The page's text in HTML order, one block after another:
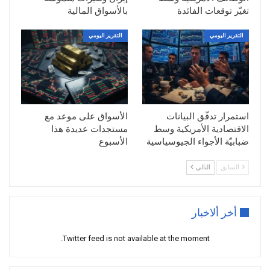
ماذا لو لم يتم رفع سقف الدين؟
بداية، يجب أن نعلم بأنه منذ عام 1960، تم رفع سقـف
الدين 78 مرّة. لكن في السنوات الأخيرة، أصبح
الموضوع أكثر تعقيداً ونشهد صعوبات مع كل مرحلة
من رفع سقف الدين.
وقال الرئيس الأمريكي أنه يعتقد بأن له الحق القانوني
من أجل اللجوء للتعديل الرابع عشر من الدستور لرفع
لكن أضاف الرئيس الأمريكي أن الوقت لا يسعفه من
أجل القيام باستغلال هذا القانون.
وتنص الفقرة الرابعة من التعديل الرابع عشر، الذي
تغيّر توقعات الفائدة
بالأسواق المالية
التقرير اليومي
استمرار تدفّق البيانات
الاقتصادية الأمريكية وسط
ضبابيّة الأجواء الجيوسياسية
التقرير اليومي
الأسواق على موعد مع
مستجدات عديدة هذا
الأسبوع
السابق التالي
أخر ألاخبار
Twitter feed is not available at the moment.